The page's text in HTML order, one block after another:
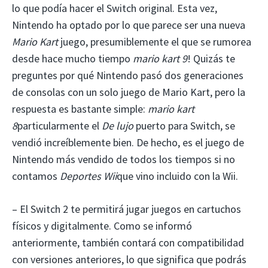
lo que podía hacer el Switch original. Esta vez,
Nintendo ha optado por lo que parece ser una nueva
Mario Kartjuego, presumiblemente el que se rumorea
desde hace mucho tiempo mario kart 9! Quizás te
preguntes por qué Nintendo pasó dos generaciones
de consolas con un solo juego de Mario Kart, pero la
respuesta es bastante simple: mario kart
8particularmente el De lujopuerto para Switch, se
vendió increíblemente bien. De hecho, es el juego de
Nintendo más vendido de todos los tiempos si no
contamos Deportes Wiique vino incluido con la Wii.
– El Switch 2 te permitirá jugar juegos en cartuchos
físicos y digitalmente. Como se informó
anteriormente, también contará con compatibilidad
con versiones anteriores, lo que significa que podrás